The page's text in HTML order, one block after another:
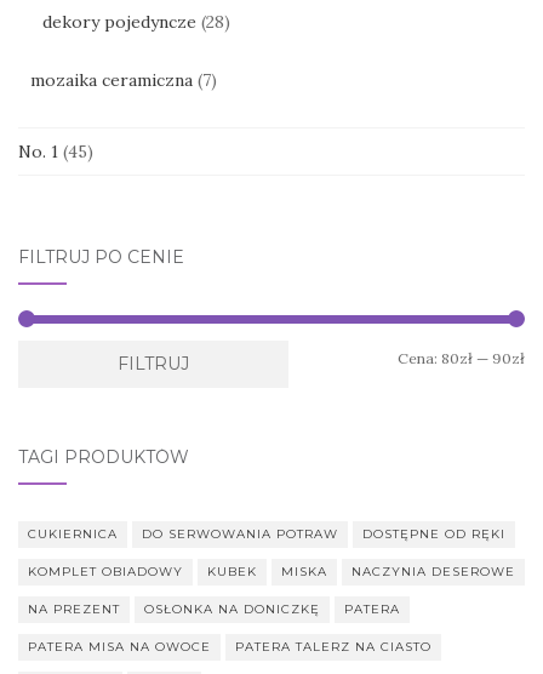
dekory pojedyncze (28)
mozaika ceramiczna (7)
No. 1 (45)
FILTRUJ PO CENIE
FILTRUJ Cena: 80zł — 90zł
TAGI PRODUKTÓW
CUKIERNICA DO SERWOWANIA POTRAW DOSTĘPNE OD RĘKI
KOMPLET OBIADOWY KUBEK MISKA NACZYNIA DESEROWE
NA PREZENT OSŁONKA NA DONICZKĘ PATERA
PATERA MISA NA OWOCE PATERA TALERZ NA CIASTO